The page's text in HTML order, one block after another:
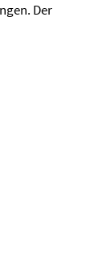
Der